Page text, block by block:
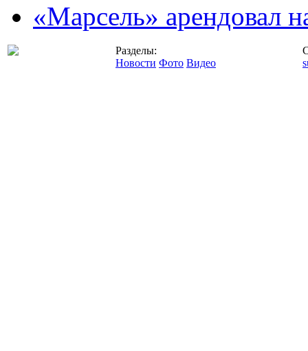
«Марсель» арендовал
Разделы:
Новости Фото Видео